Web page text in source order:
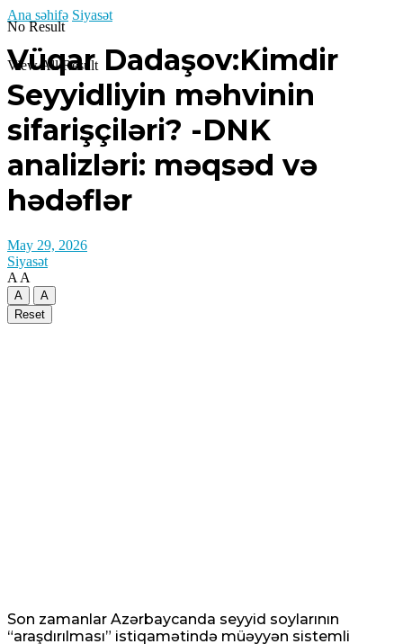
No Result
View All Result
Ana səhifə Siyasət
Vüqar Dadaşov:Kimdir
Seyyidliyin məhvinin
sifarişçiləri? -DNK
analizləri: məqsəd və
hədəflər
May 29, 2026
Siyasət
A A
A
A
Reset
Son zamanlar Azərbaycanda seyyid soylarının
“araşdırılması” istiqamətində müəyyən sistemli